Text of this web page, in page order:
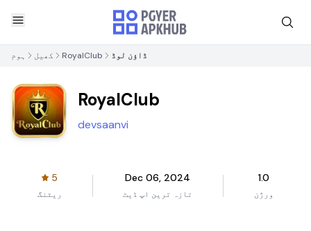
ہوم کھیل RoyalClub ڈاؤن لوڈ
RoyalClub
devsaanvi
5
ریٹنگ
Dec 06, 2024
تازہ ترین اپ ڈیٹ
1.0
ورژن